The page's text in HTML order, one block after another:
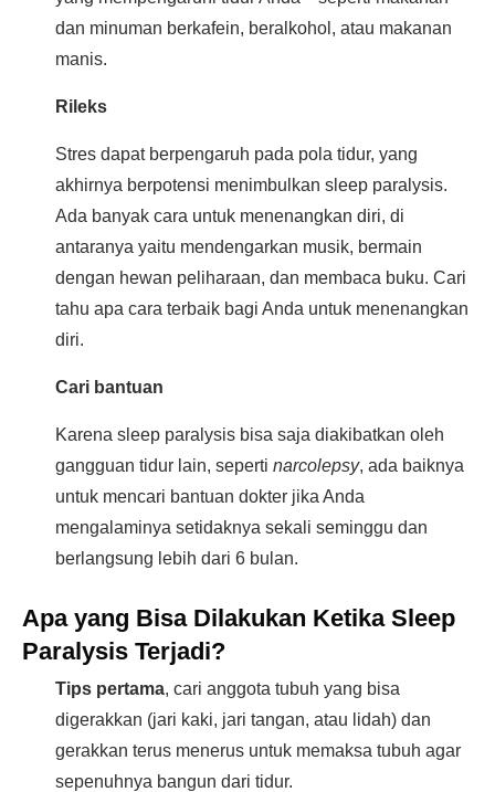
dan minuman berkafein, beralkohol, atau makanan
manis.
Rileks
Stres dapat berpengaruh pada pola tidur, yang
akhirnya berpotensi menimbulkan sleep paralysis.
Ada banyak cara untuk menenangkan diri, di
antaranya yaitu mendengarkan musik, bermain
dengan hewan peliharaan, dan membaca buku. Cari
tahu apa cara terbaik bagi Anda untuk menenangkan
diri.
Cari bantuan
Karena sleep paralysis bisa saja diakibatkan oleh
gangguan tidur lain, seperti narcolepsy, ada baiknya
untuk mencari bantuan dokter jika Anda
mengalaminya setidaknya sekali seminggu dan
berlangsung lebih dari 6 bulan.
Apa yang Bisa Dilakukan Ketika Sleep
Paralysis Terjadi?
Tips pertama, cari anggota tubuh yang bisa
digerakkan (jari kaki, jari tangan, atau lidah) dan
gerakkan terus menerus untuk memaksa tubuh agar
sepenuhnya bangun dari tidur.